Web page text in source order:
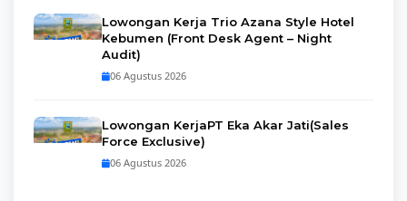
Lowongan Kerja Trio Azana Style Hotel
Kebumen (Front Desk Agent – Night
Audit)
06 Agustus 2026
Lowongan KerjaPT Eka Akar Jati(Sales
Force Exclusive)
06 Agustus 2026